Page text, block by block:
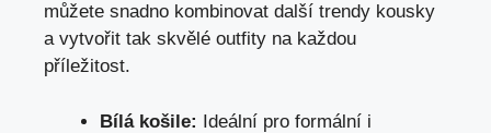
můžete snadno kombinovat další trendy kousky
a vytvořit tak skvělé outfity na každou
příležitost.
Bílá košile: Ideální pro formální i